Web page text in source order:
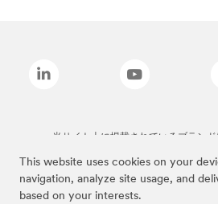
This website uses cookies on your
navigation, analyze site usage, and
based on your interests.
当サイト上に掲載されているブランド